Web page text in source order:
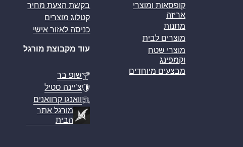
קופסאות ומוצרי
אריזה
מתנות
מוצרים לבית
מוצרי שטח
וקמפינג
מבצעים מיוחדים
בקשת הצעת מחיר
קטלוג מוצרים
כניסה לאזור אישי
עוד מקבוצת מורגל
שופ בר
צ’יינה סטיל
וואנגו קרוואנים
מורגל אתר
הבית